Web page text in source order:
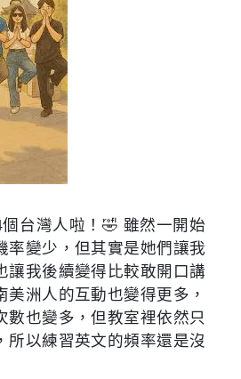
台灣人啦！🤣 雖然一開始
率變少，但其實是她們讓我
讓我後續變得比較敢開口講
美洲人的互動也變得更多，
數也變多，但教室裡依然只
所以練習英文的頻率還是沒